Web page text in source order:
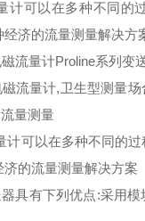
计可以在多种不同的
济的流量测量解决方
流量计Proline系列变
流量计,卫生型测量
量测量
计可以在多种不同的
济的流量测量解决方案
具有下列优点:采用